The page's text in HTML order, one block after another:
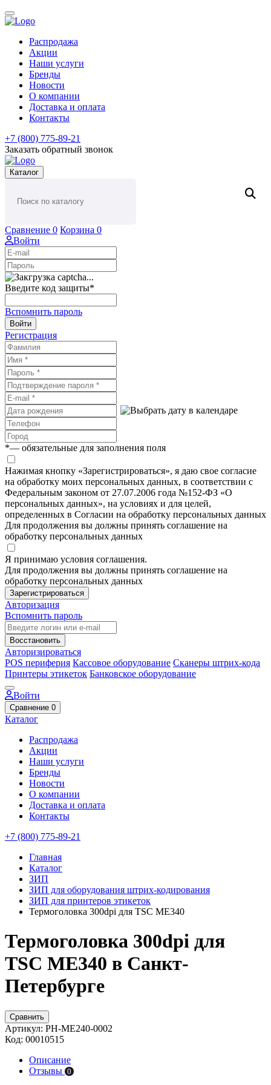
Распродажа
Акции
Наши услуги
Бренды
Новости
О компании
Доставка и оплата
Контакты
+7 (800) 775-89-21
Заказать обратный звонок
Каталог
Сравнение 0 Корзина 0
Войти
Введите код защиты*
Вспомнить пароль
Войти
Регистрация
*— обязательные для заполнения поля
Нажимая кнопку «Зарегистрироваться», я даю свое согласие
на обработку моих персональных данных, в соответствии с
Федеральным законом от 27.07.2006 года №152-ФЗ «О
персональных данных», на условиях и для целей,
определенных в Согласии на обработку персональных данных
Для продолжения вы должны принять соглашение на
обработку персональных данных
Я принимаю условия соглашения.
Для продолжения вы должны принять соглашение на
обработку персональных данных
Зарегистрироваться
Авторизация
Вспомнить пароль
Восстановить
Авторизироваться
POS периферия Кассовое оборудование Сканеры штрих-кода
Принтеры этикеток Банковское оборудование
Войти
Сравнение 0
Каталог
Распродажа
Акции
Наши услуги
Бренды
Новости
О компании
Доставка и оплата
Контакты
+7 (800) 775-89-21
Главная
Каталог
ЗИП
ЗИП для оборудования штрих-кодирования
ЗИП для принтеров этикеток
Термоголовка 300dpi для TSC ME340
Термоголовка 300dpi для
TSC ME340 в Санкт-
Петербурге
Сравнить
Артикул: PH-ME240-0002
Код: 00010515
Описание
Отзывы 0